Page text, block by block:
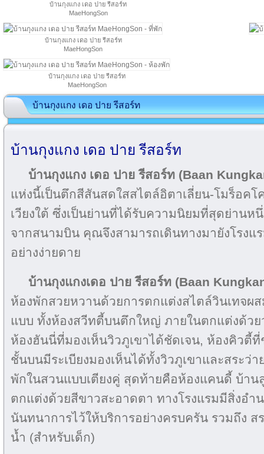
บ้านกุงแกง เดอ ปาย รีสอร์ท
MaeHongSon
บ้านกุงแกง เดอ ปาย รีสอร์ท
MaeHongSon
บ้านกุงแกง เดอ ปาย รีสอร์ท
MaeHongSon
บ้านกุงแกง เดอ ปาย รีสอร์ท
บ้านกุงแกง เดอ ปาย รีสอร์ท
บ้านกุงแกง เดอ ปาย รีสอร์ท (Baan
แห่งนี้เป็นตึกสีสันสดใสสไตล์อิตาเลี่ยน-โมร็อคโ
เวียงใต้ ซึ่งเป็นย่านที่ได้รับความนิยมที่สุดย่านหนึ่
จากสนามบิน คุณจึงสามารถเดินทางมายังโรงแ
อย่างง่ายดาย
บ้านกุงแกงเดอ ปาย รีสอร์ท (Baan
ห้องพักสวยหวานด้วยการตกแต่งสไตล์วินเทจผ
แบบ ทั้งห้องสวีทตี้บนตึกใหญ่ ภายในตกแต่งด้วย
ห้องฮันนี่ที่มองเห็นวิวภูเขาได้ชัดเจน, ห้องคิวตี้
ชั้นบนมีระเบียงมองเห็นได้ทั้งวิวภูเขาและสระว่
พักในสวนแบบเตียงคู่ สุดท้ายคือห้องแคนดี้ บ้าน
ตกแต่งด้วยสีขาวสะอาดตา ทางโรงแรมมีสิ่งอำ
นันทนาการไว้ให้บริการอย่างครบครัน รวมถึง ส
น้ำ (สำหรับเด็ก)